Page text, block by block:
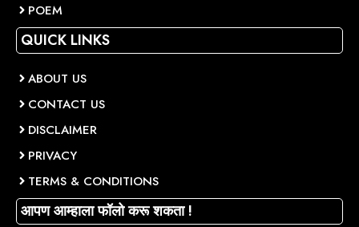
POEM
QUICK LINKS
ABOUT US
CONTACT US
DISCLAIMER
PRIVACY
TERMS & CONDITIONS
आपण आम्हाला फॉलो करू शकता !